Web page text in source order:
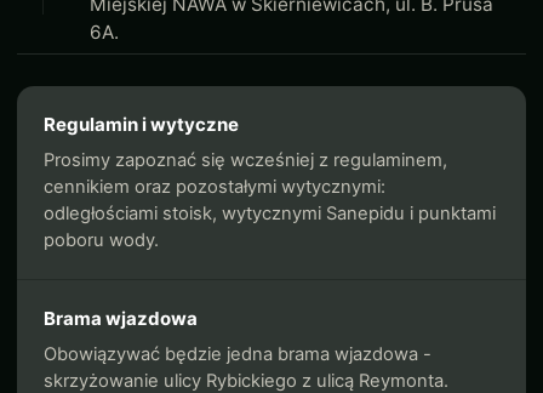
6A.
Regulamin i wytyczne
Prosimy zapoznać się wcześniej z regulaminem,
cennikiem oraz pozostałymi wytycznymi:
odległościami stoisk, wytycznymi Sanepidu i punktami
poboru wody.
Brama wjazdowa
Obowiązywać będzie jedna brama wjazdowa -
skrzyżowanie ulicy Rybickiego z ulicą Reymonta.